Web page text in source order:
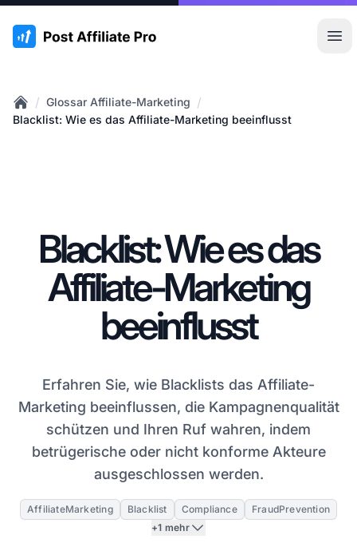
:site.title
Home
/ Glossar Affiliate-Marketing /
Blacklist: Wie es das Affiliate-Marketing beeinflusst
Blacklist: Wie es das
Affiliate-Marketing
beeinflusst
Erfahren Sie, wie Blacklists das Affiliate-
Marketing beeinflussen, die Kampagnenqualität
schützen und Ihren Ruf wahren, indem
betrügerische oder nicht konforme Akteure
ausgeschlossen werden.
AffiliateMarketing Blacklist Compliance
FraudPrevention
+1 mehr